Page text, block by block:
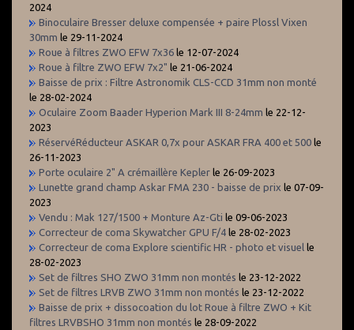
2024
Binoculaire Bresser deluxe compensée + paire Plossl Vixen
30mm le 29-11-2024
Roue à filtres ZWO EFW 7x36 le 12-07-2024
Roue à filtre ZWO EFW 7x2" le 21-06-2024
Baisse de prix : Filtre Astronomik CLS-CCD 31mm non monté
le 28-02-2024
Oculaire Zoom Baader Hyperion Mark III 8-24mm le 22-12-
2023
RéservéRéducteur ASKAR 0,7x pour ASKAR FRA 400 et 500 le
26-11-2023
Porte oculaire 2" A crémaillère Kepler le 26-09-2023
Lunette grand champ Askar FMA 230 - baisse de prix le 07-09-
2023
Vendu : Mak 127/1500 + Monture Az-Gti le 09-06-2023
Correcteur de coma Skywatcher GPU F/4 le 28-02-2023
Correcteur de coma Explore scientific HR - photo et visuel le
28-02-2023
Set de filtres SHO ZWO 31mm non montés le 23-12-2022
Set de filtres LRVB ZWO 31mm non montés le 23-12-2022
Baisse de prix + dissocoation du lot Roue à filtre ZWO + Kit
filtres LRVBSHO 31mm non montés le 28-09-2022